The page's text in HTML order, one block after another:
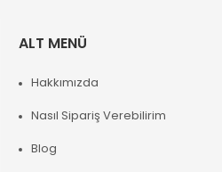
ALT MENÜ
Hakkımızda
Nasıl Sipariş Verebilirim
Blog